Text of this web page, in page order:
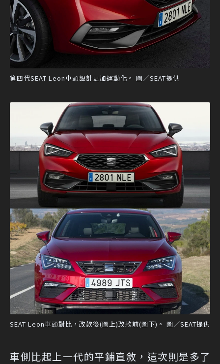
第四代SEAT Leon車頭設計更加運動化。 圖／SEAT提供
SEAT Leon車頭對比，改款後(圖上)改款前(圖下)。 圖／SEAT提供
車側比起上一代的平鋪直敘，這次則是多了